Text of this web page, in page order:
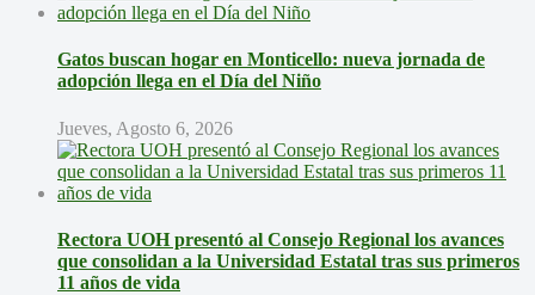
Gatos buscan hogar en Monticello: nueva jornada de
adopción llega en el Día del Niño
Jueves, Agosto 6, 2026
Rectora UOH presentó al Consejo Regional los avances
que consolidan a la Universidad Estatal tras sus primeros
11 años de vida